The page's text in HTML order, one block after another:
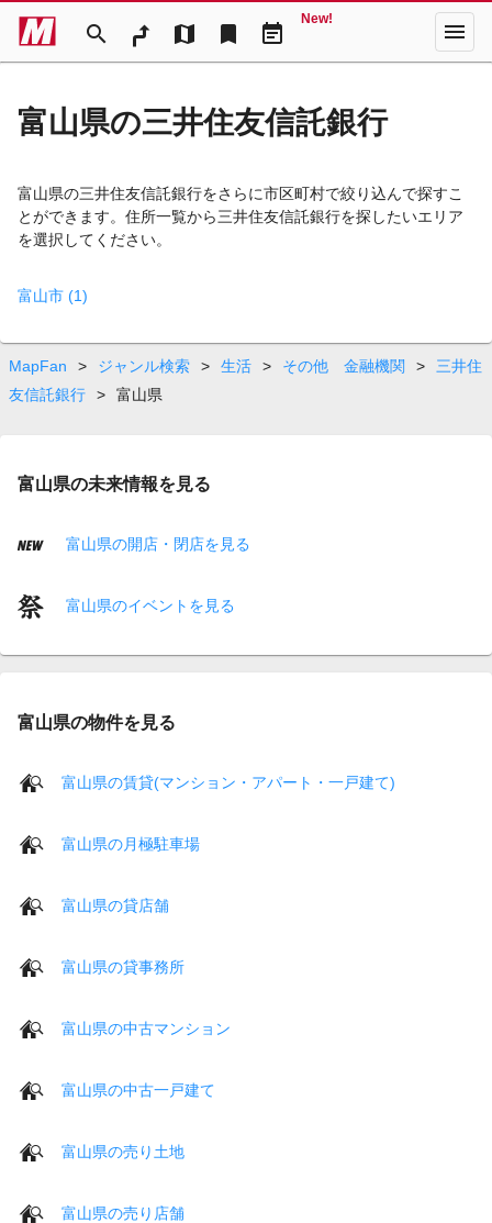
search map bookmark event_note
New! menu
富山県の三井住友信託銀行
富山県の三井住友信託銀行をさらに市区町村で絞り込んで探すこ
とができます。住所一覧から三井住友信託銀行を探したいエリア
を選択してください。
富山市 (1)
MapFan > ジャンル検索 > 生活 > その他 金融機関 >
三井住
友信託銀行
> 富山県
富山県の未来情報を見る
富山県の開店・閉店を見る
富山県のイベントを見る
富山県の物件を見る
富山県の賃貸(マンション・アパート・一戸建て)
富山県の月極駐車場
富山県の貸店舗
富山県の貸事務所
富山県の中古マンション
富山県の中古一戸建て
富山県の売り土地
富山県の売り店舗